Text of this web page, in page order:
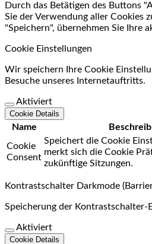
Durch das Betätigen des Buttons
Sie der Verwendung aller Cookies
"Speichern", übernehmen Sie Ihre
Cookie Einstellungen
Wir speichern Ihre Cookie
Besuche unseres Internetauftritts.
Aktiviert
Cookie Details
Name
Cookie
Consent
Speichert die Cookie
merkt sich die Cookie
zukünftige Sitzungen.
Kontrastschalter Darkmode
Speicherung der Kontrastschalter-
Aktiviert
Cookie Details